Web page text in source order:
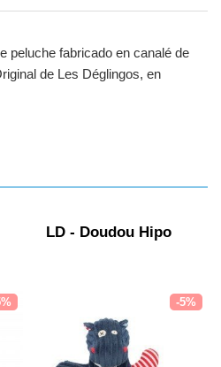
peluche fabricado en canalé de
de Les Déglingos, en
LD - Doudou Hipo
-5%